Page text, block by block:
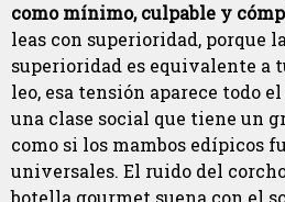
como mínimo, culpable y
leas con superioridad, porque
superioridad es equivalente a
leo, esa tensión aparece todo
una clase social que tiene un
como si los mambos edípicos
universales. El ruido del